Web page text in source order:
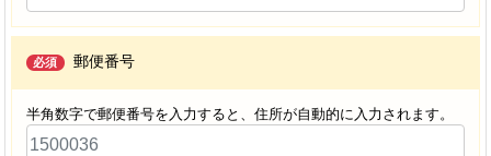
必須 郵便番号
半角数字で郵便番号を入力すると、住所が自動的に入力されます。